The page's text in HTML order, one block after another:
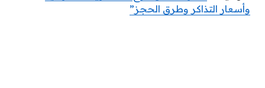
وأسعار التذاكر وطرق الحجز”